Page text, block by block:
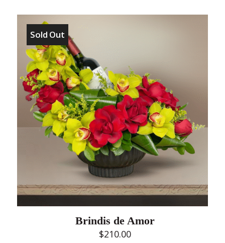
Sold Out
Brindis de Amor
$210.00